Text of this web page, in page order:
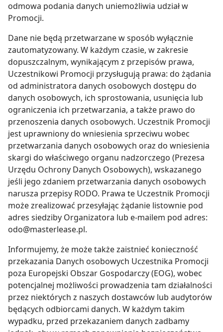
odmowa podania danych uniemożliwia udział w
Promocji.
Dane nie będą przetwarzane w sposób wyłącznie
zautomatyzowany. W każdym czasie, w zakresie
dopuszczalnym, wynikającym z przepisów prawa,
Uczestnikowi Promocji przysługują prawa: do żądania
od administratora danych osobowych dostępu do
danych osobowych, ich sprostowania, usunięcia lub
ograniczenia ich przetwarzania, a także prawo do
przenoszenia danych osobowych. Uczestnik Promocji
jest uprawniony do wniesienia sprzeciwu wobec
przetwarzania danych osobowych oraz do wniesienia
skargi do właściwego organu nadzorczego (Prezesa
Urzędu Ochrony Danych Osobowych), wskazanego
jeśli jego zdaniem przetwarzania danych osobowych
narusza przepisy RODO. Prawa te Uczestnik Promocji
może zrealizować przesyłając żądanie listownie pod
adres siedziby Organizatora lub e-mailem pod adres:
odo@masterlease.pl.
Informujemy, że może także zaistnieć konieczność
przekazania Danych osobowych Uczestnika Promocji
poza Europejski Obszar Gospodarczy (EOG), wobec
potencjalnej możliwości prowadzenia tam działalności
przez niektórych z naszych dostawców lub audytorów
będących odbiorcami danych. W każdym takim
wypadku, przed przekazaniem danych zadbamy